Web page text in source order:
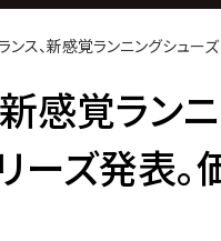
ンス、新感覚ランニングシュー
感覚ラン
リーズ発表